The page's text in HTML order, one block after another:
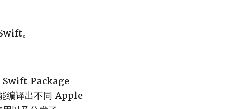
。
Swift Package
编译出不同 Apple